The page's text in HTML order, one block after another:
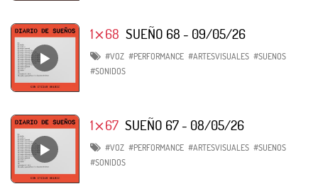
1⨯68 SUEÑO 68 - 09/05/26
#VOZ #PERFORMANCE #ARTESVISUALES #SUENOS
#SONIDOS
1⨯67 SUEÑO 67 - 08/05/26
#VOZ #PERFORMANCE #ARTESVISUALES #SUENOS
#SONIDOS